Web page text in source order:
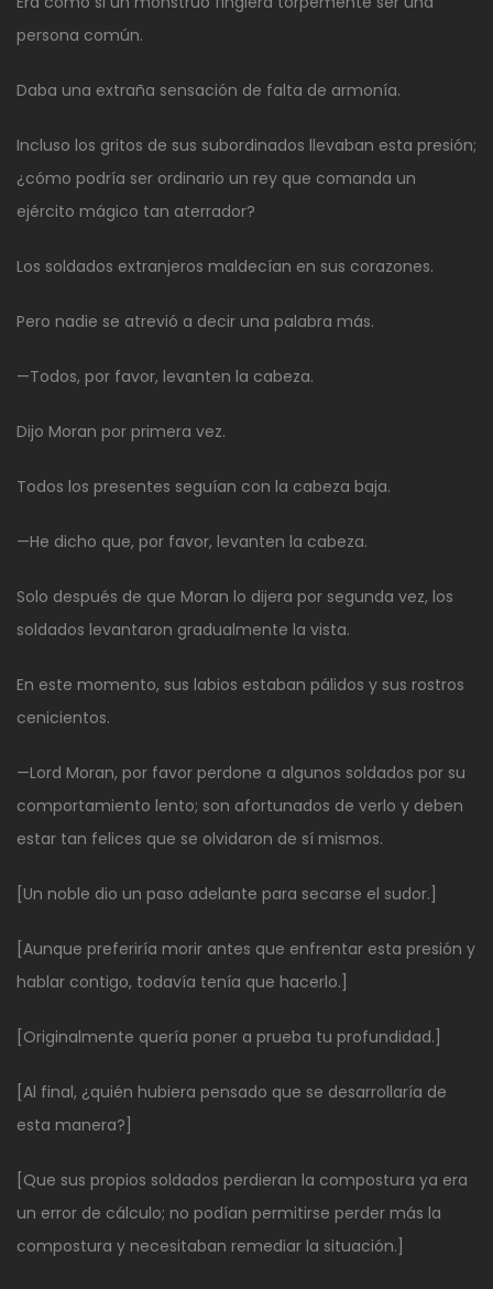
persona común.
Daba una extraña sensación de falta de armonía.
Incluso los gritos de sus subordinados llevaban esta presión;
¿cómo podría ser ordinario un rey que comanda un
ejército mágico tan aterrador?
Los soldados extranjeros maldecían en sus corazones.
Pero nadie se atrevió a decir una palabra más.
—Todos, por favor, levanten la cabeza.
Dijo Moran por primera vez.
Todos los presentes seguían con la cabeza baja.
—He dicho que, por favor, levanten la cabeza.
Solo después de que Moran lo dijera por segunda vez, los
soldados levantaron gradualmente la vista.
En este momento, sus labios estaban pálidos y sus rostros
cenicientos.
—Lord Moran, por favor perdone a algunos soldados por su
comportamiento lento; son afortunados de verlo y deben
estar tan felices que se olvidaron de sí mismos.
[Un noble dio un paso adelante para secarse el sudor.]
[Aunque preferiría morir antes que enfrentar esta presión y
hablar contigo, todavía tenía que hacerlo.]
[Originalmente quería poner a prueba tu profundidad.]
[Al final, ¿quién hubiera pensado que se desarrollaría de
esta manera?]
[Que sus propios soldados perdieran la compostura ya era
un error de cálculo; no podían permitirse perder más la
compostura y necesitaban remediar la situación.]